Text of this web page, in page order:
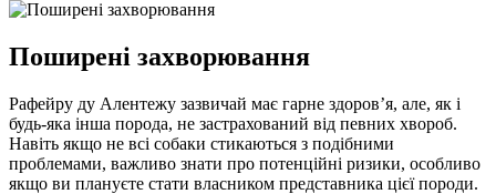
Поширені захворювання
Рафейру ду Алентежу зазвичай має гарне здоров’я, але, як і
будь-яка інша порода, не застрахований від певних хвороб.
Навіть якщо не всі собаки стикаються з подібними
проблемами, важливо знати про потенційні ризики, особливо
якщо ви плануєте стати власником представника цієї породи.